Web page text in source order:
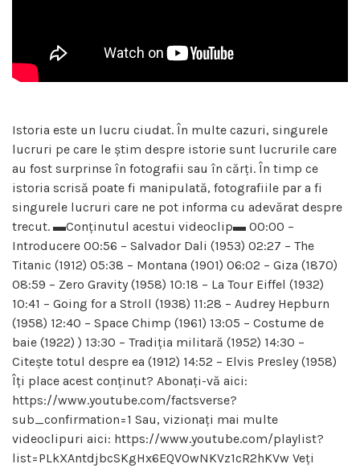
Istoria este un lucru ciudat. În multe cazuri, singurele
lucruri pe care le știm despre istorie sunt lucrurile care
au fost surprinse în fotografii sau în cărți. În timp ce
istoria scrisă poate fi manipulată, fotografiile par a fi
singurele lucruri care ne pot informa cu adevărat despre
trecut. ▬Conținutul acestui videoclip▬ 00:00 –
Introducere 00:56 – Salvador Dali (1953) 02:27 – The
Titanic (1912) 05:38 – Montana (1901) 06:02 – Giza (1870)
08:59 – Zero Gravity (1958) 10:18 – La Tour Eiffel (1932)
10:41 – Going for a Stroll (1938) 11:28 – Audrey Hepburn
(1958) 12:40 – Space Chimp (1961) 13:05 – Costume de
baie (1922) ) 13:30 – Tradiția militară (1952) 14:30 –
Citește totul despre ea (1912) 14:52 – Elvis Presley (1958)
Îți place acest conținut? Abonați-vă aici:
https://www.youtube.com/factsverse?
sub_confirmation=1 Sau, vizionați mai multe
videoclipuri aici: https://www.youtube.com/playlist?
list=PLkXAntdjbcSKgHx6EQVOwNKVz1cR2hKVw Veți